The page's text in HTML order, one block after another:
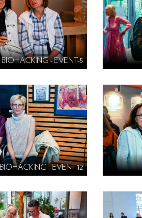
BIOHACKING - EVENT-5
BIOHACKING - EVENT-12